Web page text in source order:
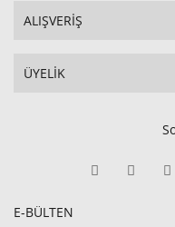
ALIŞVERİŞ
ÜYELİK
E-BÜLTEN